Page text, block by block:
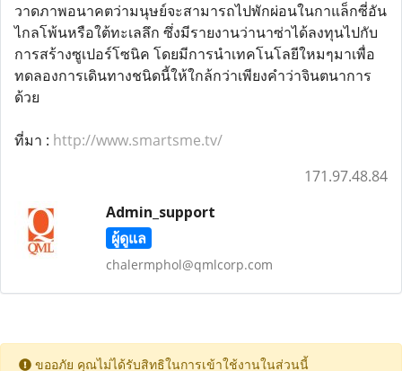
วาดภาพอนาคตว่ามนุษย์จะสามารถไปพักผ่อนในกาแล็กซี่อัน
ไกลโพ้นหรือใต้ทะเลลึก ซึ่งมีรายงานว่านาซ่าได้ลงทุนไปกับ
การสร้างซูเปอร์โซนิค โดยมีการนำเทคโนโลยีใหมๆมาเพื่อ
ทดลองการเดินทางชนิดนี้ให้ใกล้กว่าเพียงคำว่าจินตนาการ
ด้วย
ที่มา : http://www.smartsme.tv/
171.97.48.84
Admin_support
ผู้ดูแล
chalermphol@qmlcorp.com
ขออภัย คุณไม่ได้รับสิทธิในการเข้าใช้งานในส่วนนี้